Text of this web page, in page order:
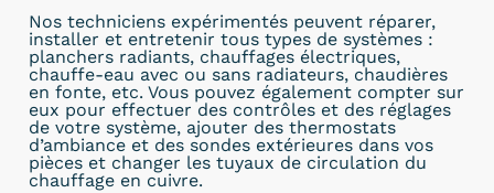
Nos techniciens expérimentés peuvent réparer,
installer et entretenir tous types de systèmes :
planchers radiants, chauffages électriques,
chauffe-eau avec ou sans radiateurs, chaudières
en fonte, etc. Vous pouvez également compter sur
eux pour effectuer des contrôles et des réglages
de votre système, ajouter des thermostats
d’ambiance et des sondes extérieures dans vos
pièces et changer les tuyaux de circulation du
chauffage en cuivre.